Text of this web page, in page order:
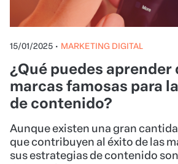
15/01/2025 • MARKETING DIGITAL
¿Qué puedes aprender
marcas famosas para
de contenido?
Aunque existen una gran
que contribuyen al éxito de las
sus estrategias de contenido